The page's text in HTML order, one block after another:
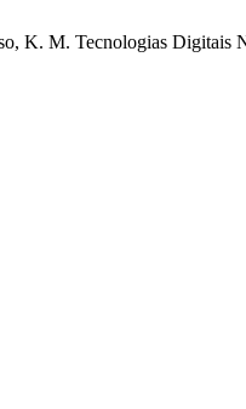
K. M. Tecnologias Digitais